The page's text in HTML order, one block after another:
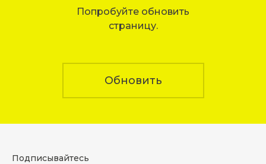
Попробуйте обновить
страницу.
Обновить
Подписывайтесь